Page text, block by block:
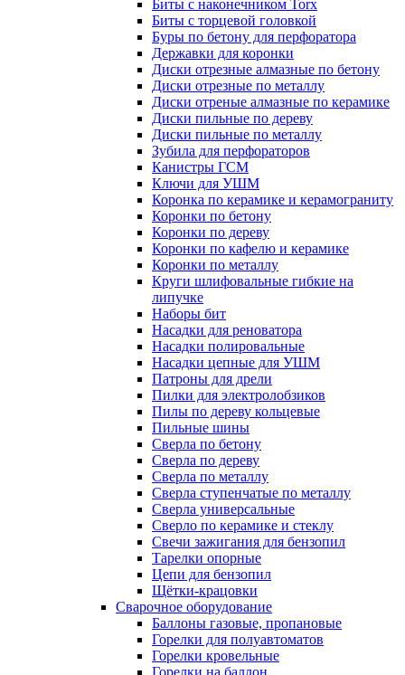
Биты с наконечником Torx
Биты с торцевой головкой
Буры по бетону для перфоратора
Державки для коронки
Диски отрезные алмазные по бетону
Диски отрезные по металлу
Диски отреные алмазные по керамике
Диски пильные по дереву
Диски пильные по металлу
Зубила для перфораторов
Канистры ГСМ
Ключи для УШМ
Коронка по керамике и керамограниту
Коронки по бетону
Коронки по дереву
Коронки по кафелю и керамике
Коронки по металлу
Круги шлифовальные гибкие на
липучке
Наборы бит
Насадки для реноватора
Насадки полировальные
Насадки цепные для УШМ
Патроны для дрели
Пилки для электролобзиков
Пилы по дереву кольцевые
Пильные шины
Сверла по бетону
Сверла по дереву
Сверла по металлу
Сверла ступенчатые по металлу
Сверла универсальные
Сверло по керамике и стеклу
Свечи зажигания для бензопил
Тарелки опорные
Цепи для бензопил
Щётки-крацовки
Сварочное оборудование
Баллоны газовые, пропановые
Горелки для полуавтоматов
Горелки кровельные
Горелки на баллон